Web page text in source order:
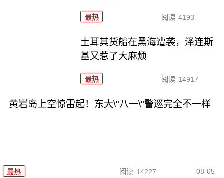
最热 阅读 4193
土耳其货船在黑海遭袭，泽连斯
基又惹了大麻烦
最热 阅读 14917
黄岩岛上空惊雷起！东大\"八一\"警巡完全不一样
最热 阅读 14227 08-05